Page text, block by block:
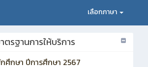
เลือกภาษา
รฐานการให้บริการ
ศึกษา ปีการศึกษา 2567